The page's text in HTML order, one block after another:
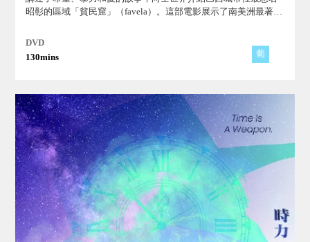
昭彰的區域「貧民窟」（favela）。這部電影展示了南美洲最著名
DVD
130mins
葡